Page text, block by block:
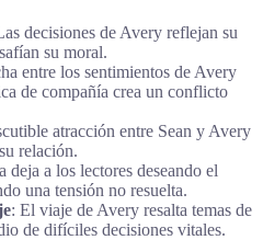
decisiones de Avery reflejan su
su moral.
entre los sentimientos de Avery
de compañía crea un conflicto
atracción entre Sean y Avery
relación.
deja a los lectores deseando el
una tensión no resuelta.
: El viaje de Avery resalta temas de
de difíciles decisiones vitales.